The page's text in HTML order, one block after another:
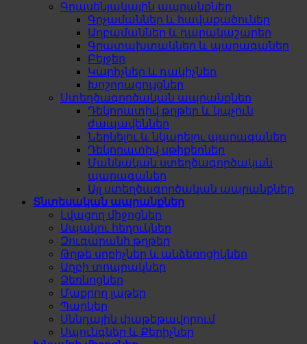
Գրասենյակային ապրանքներ
Գրչամաններ և հավաքածուներ
Աղբամաններ և դարակաշարեր
Գրատախտակներ և պարագաներ
Բեյջեր
Կարիչներ և դակիչներ
Խոշորացույցներ
Ստեղծագործական ապրանքներ
Դեկորատիվ թղթեր և կպչուն
ժապավեններ
Ներկելու և նկարելու պարագաներ
Դեկորատիվ սթիքերներ
Մանկական ստեղծագործական
պարագաներ
Այլ ստեղծագործական ապրանքներ
Տնտեսական ապրանքներ
Լվացող միջոցներ
Ապակու հեղուկներ
Զուգարանի թղթեր
Թղթե սրբիչներ և անձեռոցիկներ
Աղբի տոպրակներ
Ձեռնոցներ
Մաքրող լաթեր
Պարկեր
Սննդային փաթեթավորում
Սպունգներ և Քերիչներ